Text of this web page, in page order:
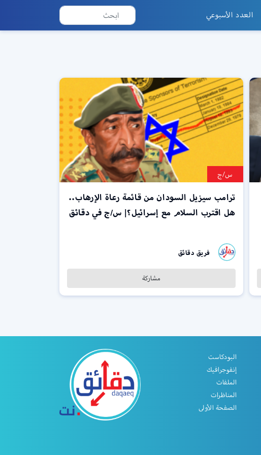
العدد الأسبوعي
س/ج
ترامب سيزيل السودان من قائمة رعاة الإرهاب..
هل اقترب السلام مع إسرائيل؟| س/ج في دقائق
فريق دقائق
مشاركة
البودكاست
إنفوجرافيك
الملفات
المناظرات
الصفحة الأولى